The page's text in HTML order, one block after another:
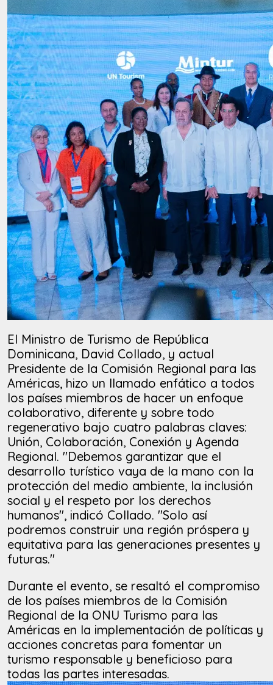
El Ministro de Turismo de República
Dominicana, David Collado, y actual
Presidente de la Comisión Regional para las
Américas, hizo un llamado enfático a todos
los países miembros de hacer un enfoque
colaborativo, diferente y sobre todo
regenerativo bajo cuatro palabras claves:
Unión, Colaboración, Conexión y Agenda
Regional. "Debemos garantizar que el
desarrollo turístico vaya de la mano con la
protección del medio ambiente, la inclusión
social y el respeto por los derechos
humanos", indicó Collado. "Solo así
podremos construir una región próspera y
equitativa para las generaciones presentes y
futuras."
Durante el evento, se resaltó el compromiso
de los países miembros de la Comisión
Regional de la ONU Turismo para las
Américas en la implementación de políticas y
acciones concretas para fomentar un
turismo responsable y beneficioso para
todas las partes interesadas.